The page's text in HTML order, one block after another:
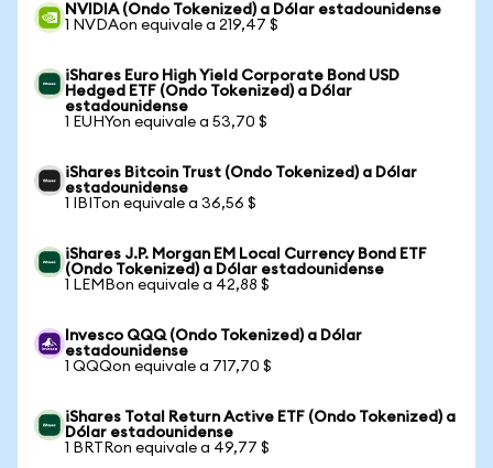
NVIDIA (Ondo Tokenized) a Dólar estadounidense
1 NVDAon equivale a 219,47 $
iShares Euro High Yield Corporate Bond USD
Hedged ETF (Ondo Tokenized) a Dólar
estadounidense
1 EUHYon equivale a 53,70 $
iShares Bitcoin Trust (Ondo Tokenized) a Dólar
estadounidense
1 IBITon equivale a 36,56 $
iShares J.P. Morgan EM Local Currency Bond ETF
(Ondo Tokenized) a Dólar estadounidense
1 LEMBon equivale a 42,88 $
Invesco QQQ (Ondo Tokenized) a Dólar
estadounidense
1 QQQon equivale a 717,70 $
iShares Total Return Active ETF (Ondo Tokenized) a
Dólar estadounidense
1 BRTRon equivale a 49,77 $